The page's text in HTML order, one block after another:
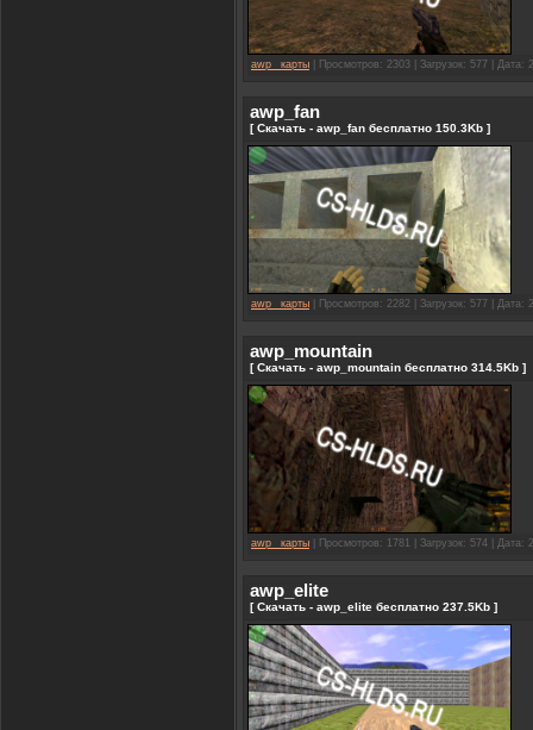
awp_ карты | Просмотров: 2303 | Загрузок: 577 | Дата:
awp_fan
[ Скачать - awp_fan бесплатно 150.3Kb ]
awp_ карты | Просмотров: 2282 | Загрузок: 577 | Дата:
awp_mountain
[ Скачать - awp_mountain бесплатно 314.5Kb ]
awp_ карты | Просмотров: 1781 | Загрузок: 574 | Дата:
awp_elite
[ Скачать - awp_elite бесплатно 237.5Kb ]